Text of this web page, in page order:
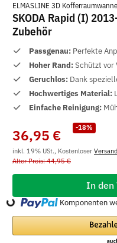
ELMASLINE 3D
SKODA Rapid (I)
Zubehör
Passgenau: Perfekte
Hoher Rand:Schützt vor
Geruchlos: Dank
Hochwertiges Material:
Einfache Reinigung:
-18%
36,95 €
inkl. 19% USt., Kostenloser Versand
Alter Preis: 44,95 €
In den
Loading... Komponenten